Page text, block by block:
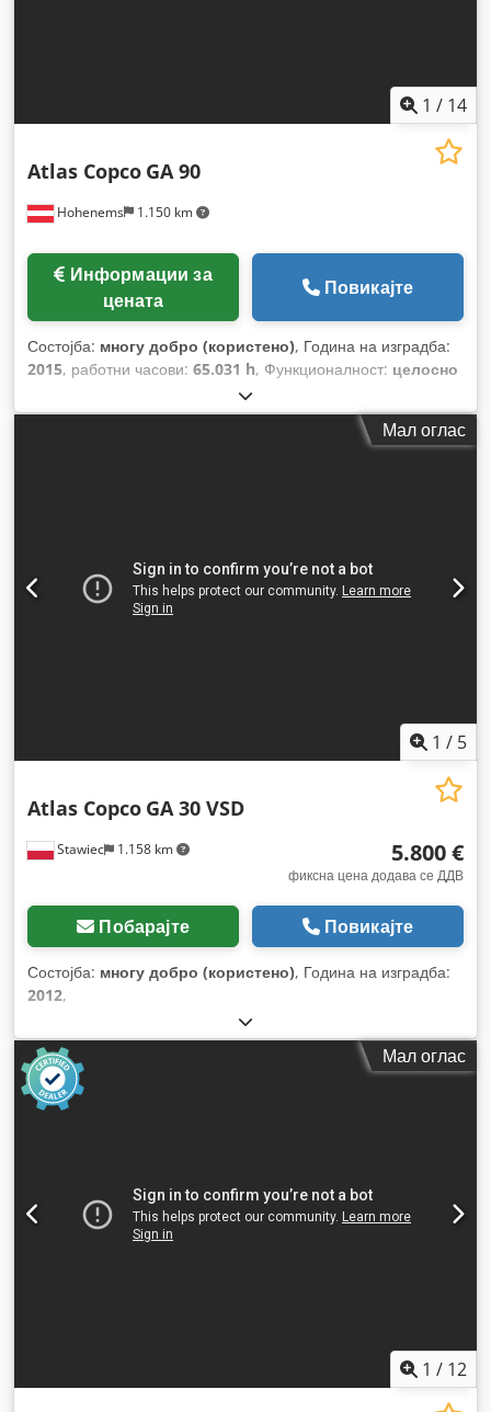
1 / 14
Hohenems 1.150 km
Atlas Copco GA 90
цената
Повикајте
Состојба: многу добро (користено), Година на изградба:
2015, работни часови: 65.031 h, Функционалност: целосно
Мал оглас
1 / 5
Stawiec 1.158 km
Atlas Copco GA 30 VSD
5.800 €
фиксна цена додава се ДДВ
Побарајте Повикајте
Состојба: многу добро (користено), Година на изградба:
2012,
Мал оглас
1 / 12